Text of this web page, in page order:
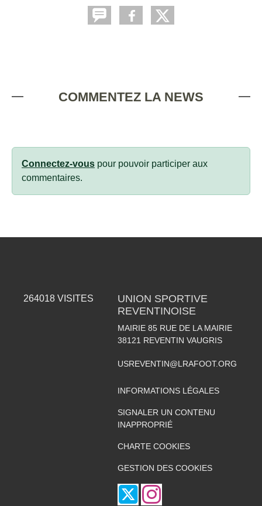
COMMENTEZ LA NEWS
Connectez-vous pour pouvoir participer aux
commentaires.
264018 VISITES
UNION SPORTIVE
REVENTINOISE
MAIRIE 85 RUE DE LA MAIRIE
38121 REVENTIN VAUGRIS
USREVENTIN@LRAFOOT.ORG
INFORMATIONS LÉGALES
SIGNALER UN CONTENU
INAPPROPRIÉ
CHARTE COOKIES
GESTION DES COOKIES